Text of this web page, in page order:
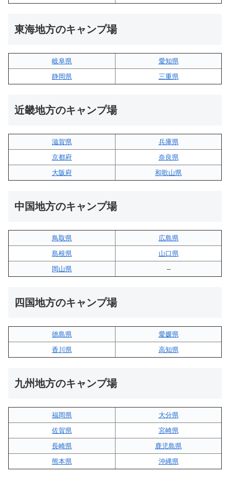
東海地方のキャンプ場
岐阜県
愛知県
静岡県
三重県
近畿地方のキャンプ場
滋賀県
兵庫県
京都府
奈良県
大阪府
和歌山県
中国地方のキャンプ場
鳥取県
広島県
島根県
山口県
岡山県
–
四国地方のキャンプ場
徳島県
愛媛県
香川県
高知県
九州地方のキャンプ場
福岡県
大分県
佐賀県
宮崎県
長崎県
鹿児島県
熊本県
沖縄県